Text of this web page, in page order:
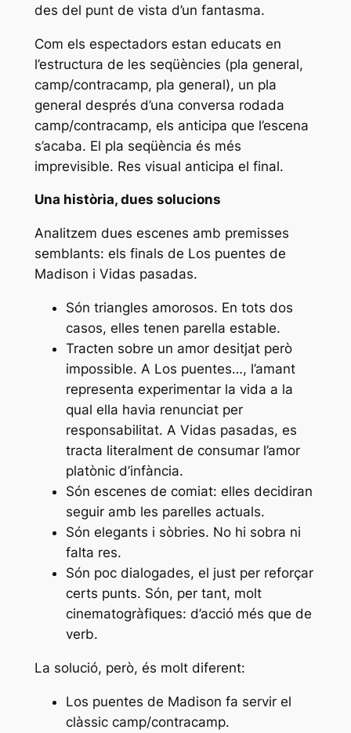
des del punt de vista d’un fantasma.
Com els espectadors estan educats en
l’estructura de les seqüències (pla general,
camp/contracamp, pla general), un pla
general després d’una conversa rodada
camp/contracamp, els anticipa que l’escena
s’acaba. El pla seqüència és més
imprevisible. Res visual anticipa el final.
Una història, dues solucions
Analitzem dues escenes amb premisses
semblants: els finals de Los puentes de
Madison i Vidas pasadas.
Són triangles amorosos. En tots dos
casos, elles tenen parella estable.
Tracten sobre un amor desitjat però
impossible. A Los puentes…, l’amant
representa experimentar la vida a la
qual ella havia renunciat per
responsabilitat. A Vidas pasadas, es
tracta literalment de consumar l’amor
platònic d’infància.
Són escenes de comiat: elles decidiran
seguir amb les parelles actuals.
Són elegants i sòbries. No hi sobra ni
falta res.
Són poc dialogades, el just per reforçar
certs punts. Són, per tant, molt
cinematogràfiques: d’acció més que de
verb.
La solució, però, és molt diferent:
Los puentes de Madison fa servir el
clàssic camp/contracamp.